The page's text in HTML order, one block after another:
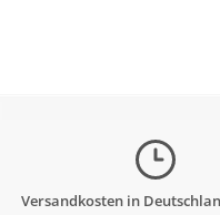
Versandkosten in